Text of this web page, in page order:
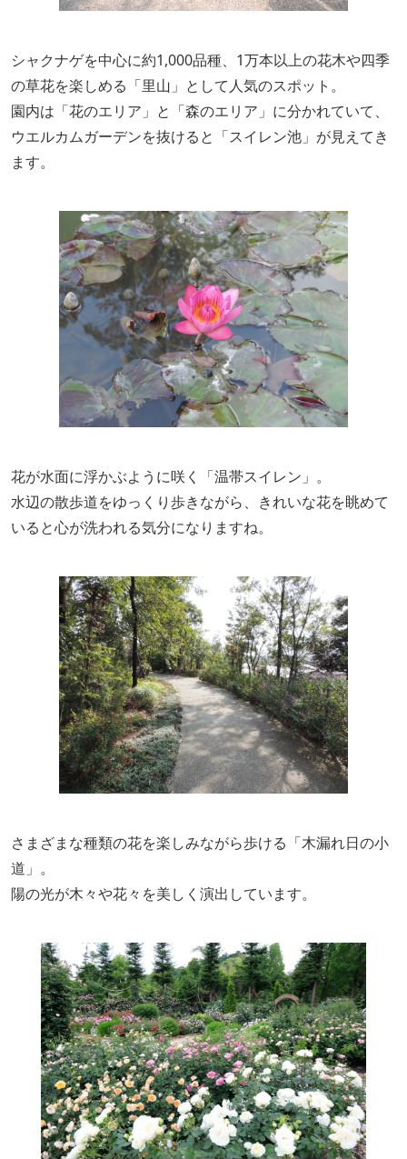
シャクナゲを中心に約1,000品種、1万本以上の花木や四季
の草花を楽しめる「里山」として人気のスポット。
園内は「花のエリア」と「森のエリア」に分かれていて、
ウエルカムガーデンを抜けると「スイレン池」が見えてき
ます。
花が水面に浮かぶように咲く「温帯スイレン」。
水辺の散歩道をゆっくり歩きながら、きれいな花を眺めて
いると心が洗われる気分になりますね。
さまざまな種類の花を楽しみながら歩ける「木漏れ日の小
道」。
陽の光が木々や花々を美しく演出しています。